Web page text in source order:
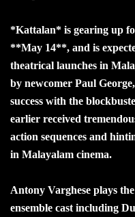
*Kattalan* is gearing up
**May 14**, and is
theatrical launches in
by newcomer Paul
success with the
earlier received
action sequences and
in Malayalam cinema.
Antony Varghese plays
ensemble cast including